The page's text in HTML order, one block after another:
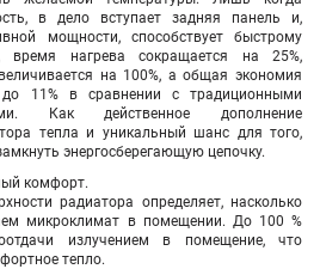
в дело вступает задняя панель и,
мощности, способствует быстрому
время нагрева сокращается на 25%,
на 100%, а общая экономия
до 11% в сравнении с традиционными
Как действенное дополнение
тепла и уникальный шанс для того,
энергосберегающую цепочку.
комфорт.
радиатора определяет, насколько
микроклимат в помещении. До 100 %
излучением в помещение, что
тепло.